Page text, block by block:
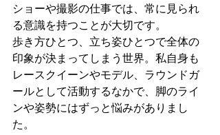
ショーや撮影の仕事では、常に見られ
る意識を持つことが大切です。
歩き方ひとつ、立ち姿ひとつで全体の
印象が決まってしまう世界。私自身も
レースクイーンやモデル、ラウンドガ
ールとして活動するなかで、脚のライ
ンや姿勢にはずっと悩みがありまし
た。